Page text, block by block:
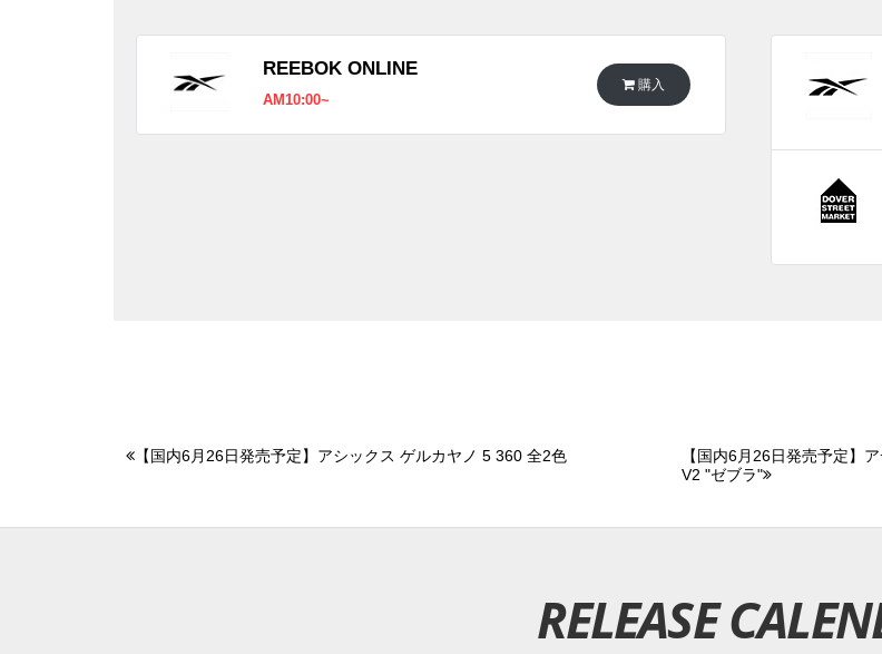
REEBOK ONLINE
AM10:00~
購入
【国内6月26日発売予定】アシックス ゲルカヤノ 5 360 全2色
【国内6月26日発売予定】
V2 "ゼブラ"
RELEASE